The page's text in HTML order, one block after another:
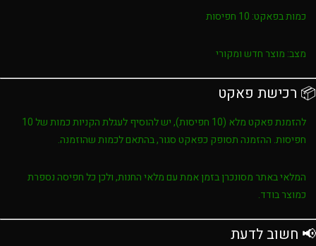
כמות בפאקט:
מצב: מוצר חדש ומקורי
📦 רכישת פאקט
להזמנת פאקט מלא (10 חפיסות), יש להוסיף לעגלת הקניות כמות של
10
חפיסות. ההזמנה תסופק כפאקט סגור, בהתאם לכמות שהוזמנה.
המלאי באתר מסונכרן בזמן אמת עם מלאי החנות, ולכן כל חפיסה נספרת
כמוצר בודד.
📢 חשוב לדעת